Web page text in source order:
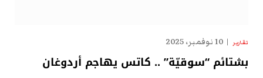
تقارير 10 نوفمبر، 2025
بشتائم “سوقيّة” .. كاتس يهاجم أردوغان